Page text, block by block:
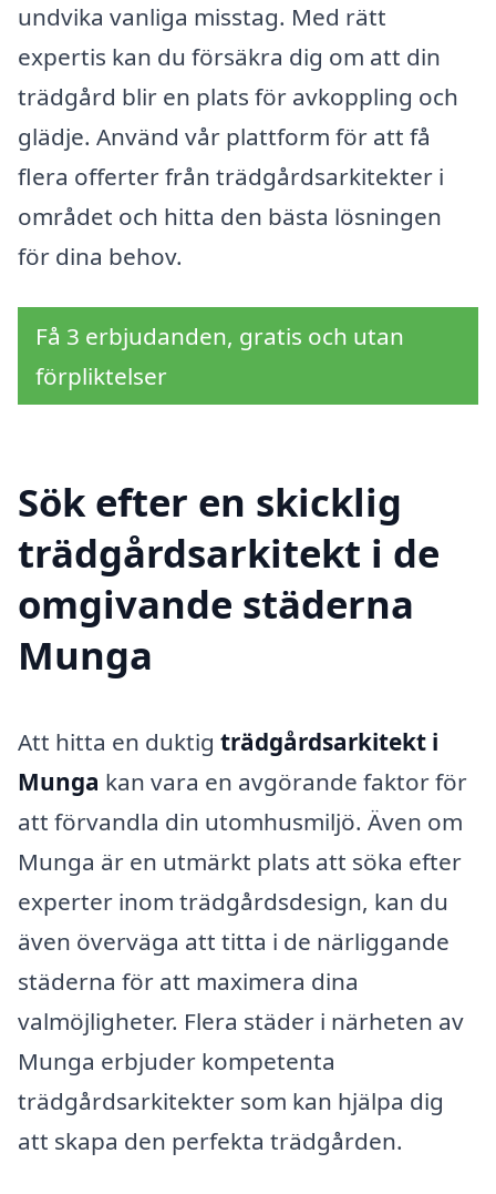
undvika vanliga misstag. Med rätt
expertis kan du försäkra dig om att din
trädgård blir en plats för avkoppling och
glädje. Använd vår plattform för att få
flera offerter från trädgårdsarkitekter i
området och hitta den bästa lösningen
för dina behov.
Få 3 erbjudanden, gratis och utan
förpliktelser
Sök efter en skicklig
trädgårdsarkitekt i de
omgivande städerna
Munga
Att hitta en duktig trädgårdsarkitekt i
Munga kan vara en avgörande faktor för
att förvandla din utomhusmiljö. Även om
Munga är en utmärkt plats att söka efter
experter inom trädgårdsdesign, kan du
även överväga att titta i de närliggande
städerna för att maximera dina
valmöjligheter. Flera städer i närheten av
Munga erbjuder kompetenta
trädgårdsarkitekter som kan hjälpa dig
att skapa den perfekta trädgården.